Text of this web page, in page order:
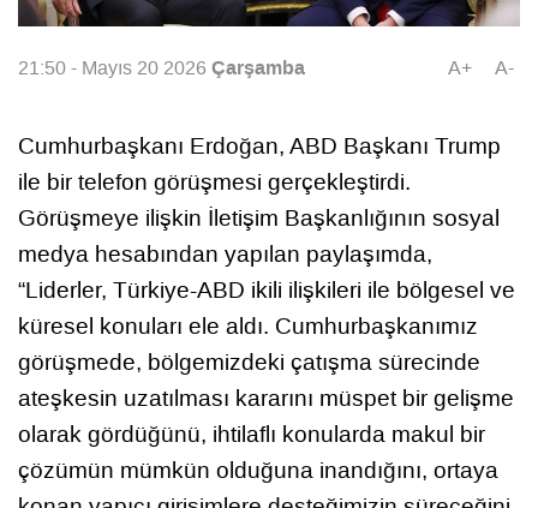
21:50 - Mayıs 20 2026 Çarşamba A+ A-
Cumhurbaşkanı Erdoğan, ABD Başkanı Trump
ile bir telefon görüşmesi gerçekleştirdi.
Görüşmeye ilişkin İletişim Başkanlığının sosyal
medya hesabından yapılan paylaşımda,
“Liderler, Türkiye-ABD ikili ilişkileri ile bölgesel ve
küresel konuları ele aldı. Cumhurbaşkanımız
görüşmede, bölgemizdeki çatışma sürecinde
ateşkesin uzatılması kararını müspet bir gelişme
olarak gördüğünü, ihtilaflı konularda makul bir
çözümün mümkün olduğuna inandığını, ortaya